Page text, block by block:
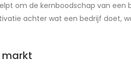
om de kernboodschap van
achter wat een bedrijf doet,
markt